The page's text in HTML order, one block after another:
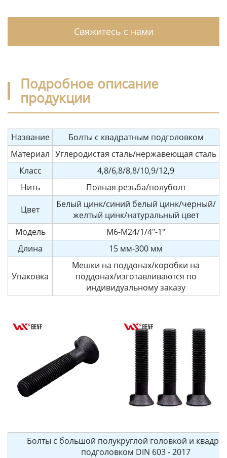
Свяжитесь с нами
Подробное описание
продукции
Название
Болты с квадратным подголовком
Материал Углеродистая сталь/нержавеющая сталь
Класс
4,8/6,8/8,8/10,9/12,9
Нить
Полная резьба/полуболт
Цвет
Белый цинк/синий белый цинк/черный/
желтый цинк/натуральный цвет
Модель
M6-M24/1/4"-1"
Длина
15 мм-300 мм
Упаковка
Мешки на поддонах/коробки на
поддонах/изготавливаются по
индивидуальному заказу
Болты с большой полукруглой головкой и
подголовком DIN 603 - 2017